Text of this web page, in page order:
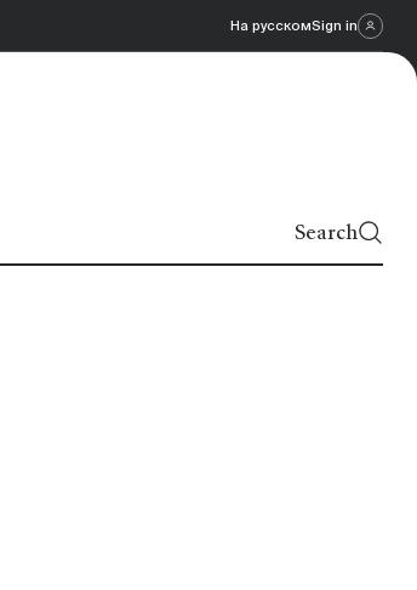
На русскомSign in
Search